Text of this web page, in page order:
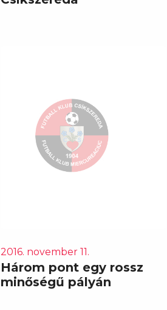
2016. november 11.
Három pont egy rossz
minőségű pályán